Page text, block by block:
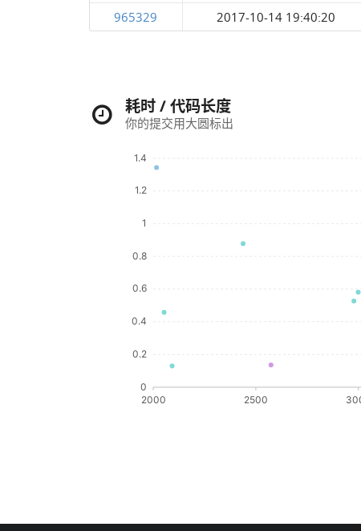
965329
2017-10-14 19:40:20
耗时 / 代码长度
你的提交用大圆标出